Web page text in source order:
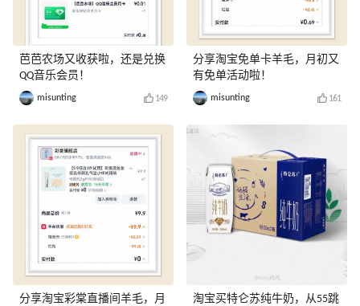
芭芭农场又收获啦，还是兑换
QQ音乐会员！
misunting 149
分享淘宝彩棠直播间羊毛，月
分享淘宝免单卡羊毛，月初又
有免单活动啦！
misunting 161
淘宝买特仑苏纯牛奶，从55跳